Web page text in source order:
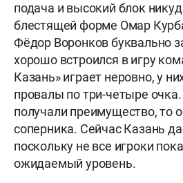
подача и высокий блок
блестящей форме Омар
Фёдор Воронков буквально
хорошо встроился в игру
Казань» играет неровно, у
провалы по три-четыре
получали преимущество, то
соперника. Сейчас Казань
поскольку не все игроки
ожидаемый уровень.